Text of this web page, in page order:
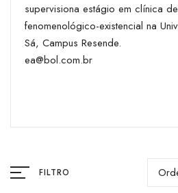
supervisiona estágio em clínica
fenomenológico-existencial na
Sá, Campus Resende.
ea@bol.com.br
FILTRO